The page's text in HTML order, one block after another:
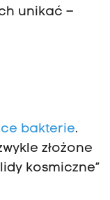
unikać –
bakterie.
złożone
kosmiczne”